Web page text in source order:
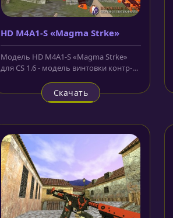
HD M4A1-S «Magma Strke»
Модель HD M4A1-S «Magma Strke»
для CS 1.6 - модель винтовки контр-
Скачать